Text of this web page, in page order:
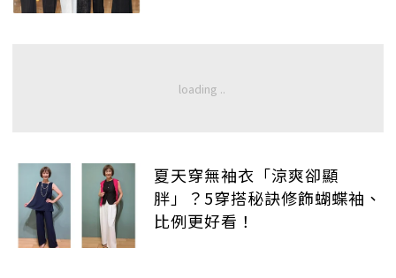
夏天穿無袖衣「涼爽卻顯
胖」？5穿搭秘訣修飾蝴蝶袖、
比例更好看！